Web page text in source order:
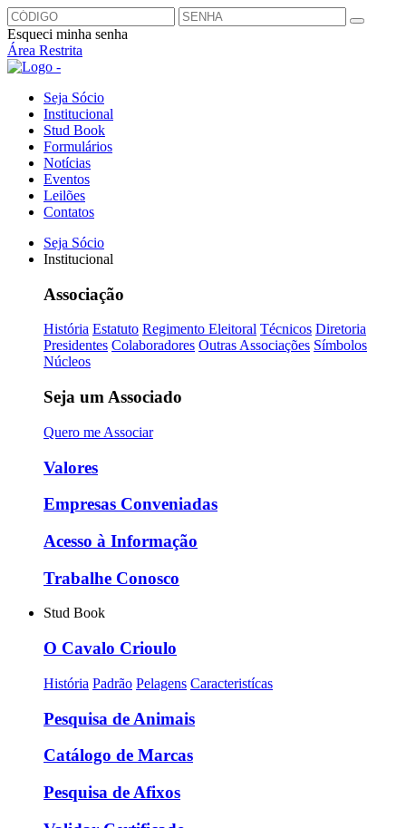
Esqueci minha senha
Área Restrita
Seja Sócio
Institucional
Stud Book
Formulários
Notícias
Eventos
Leilões
Contatos
Seja Sócio
Institucional
Associação
História Estatuto Regimento Eleitoral Técnicos Diretoria
Presidentes Colaboradores Outras Associações Símbolos
Núcleos
Seja um Associado
Quero me Associar
Valores
Empresas Conveniadas
Acesso à Informação
Trabalhe Conosco
Stud Book
O Cavalo Crioulo
História Padrão Pelagens Caracteristícas
Pesquisa de Animais
Catálogo de Marcas
Pesquisa de Afixos